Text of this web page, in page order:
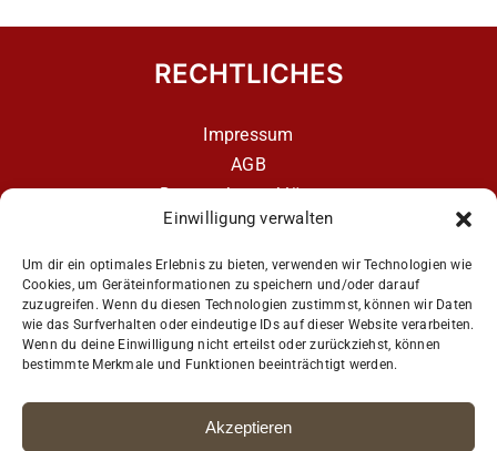
Einwilligung verwalten
Um dir ein optimales Erlebnis zu bieten, verwenden wir Technologien wie
Cookies, um Geräteinformationen zu speichern und/oder darauf
zuzugreifen. Wenn du diesen Technologien zustimmst, können wir Daten
wie das Surfverhalten oder eindeutige IDs auf dieser Website verarbeiten.
Wenn du deine Einwilligung nicht erteilst oder zurückziehst, können
bestimmte Merkmale und Funktionen beeinträchtigt werden.
Akzeptieren
RECHTLICHES
Impressum
AGB
Datenschutzerklärung
Datenschutzerklärung – aCATemy Katzentraining
App
Get Social